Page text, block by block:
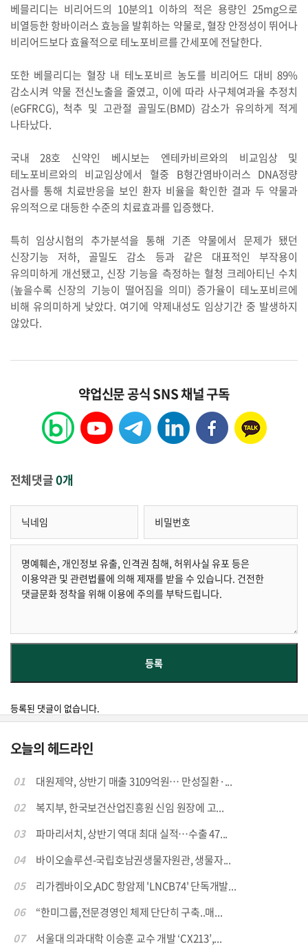
베믈리디는 비리어드의 10분의1 이하의 적은 용량인 25mg으로
비열등한 항바이러스 효능을 발휘하는 약물로, 혈장 안정성이 뛰어나
비리어드보다 효율적으로 테노포비르를 간세포에 전달한다.
또한 베믈리디는 혈장 내 테노포비르 농도를 비리어드 대비 89%
감소시켜 약물 전신노출을 줄였고, 이에 따라 사구체여과율 추정치
(eGFRCG), 척추 및 고관절 골밀도(BMD) 감소가 유의하게 적게
나타났다.
국내 28호 신약인 베시보는 엔테카비르와의 비교임상 및
테노포비르와의 비교임상에서 혈중 B형간염바이러스 DNA정량
검사를 통해 치료반응을 보인 환자 비율을 확인한 결과 두 약물과
유의적으로 대등한 수준의 치료효과를 입증했다.
특히 임상시험의 추가분석을 통해 기존 약물에서 문제가 됐던
신장기능 저하, 골밀도 감소 등과 같은 대표적인 부작용이
유의미하게 개선됐고, 신장 기능을 측정하는 혈청 크레아티닌 수치
(높을수록 신장의 기능이 떨어짐을 의미) 증가율이 테노포비르에
비해 유의미하게 낮았다. 여기에 약제내성도 임상기간 중 발생하지
않았다.
약업신문 공식 SNS 채널 구독
전체댓글0개
등록된 댓글이 없습니다.
오늘의 헤드라인
01
대원제약, 상반기 매출 3109억원… 만성질환·...
02
복지부, 한국보건산업진흥원 신임 원장에 고...
03
파마리서치, 상반기 역대 최대 실적…수출 47...
04
바이오솔루션-국립호남권생물자원관, 생물자...
05
리가켐바이오,ADC 항암제 'LNCB74' 단독개발...
06
“한미그룹,전문경영인 체제 단단히 구축..매...
07
서울대 의과대학 이승훈 교수 개발 ‘CX213’,...